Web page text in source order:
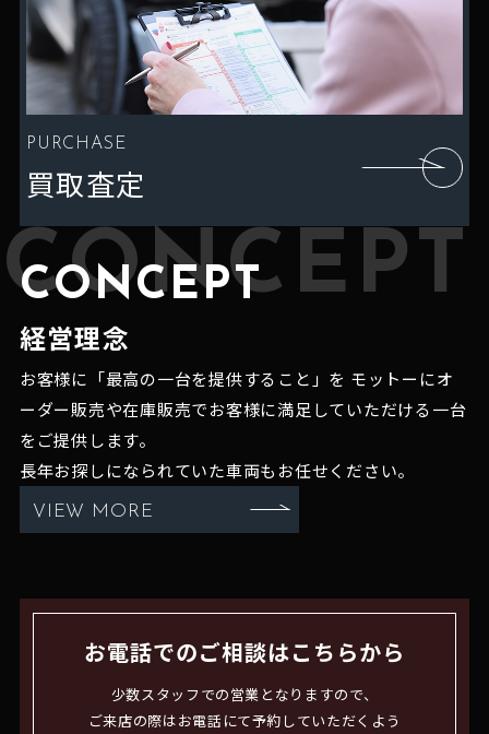
PURCHASE
買取査定
CONCEPT
CONCEPT
経営理念
お客様に「最高の一台を提供すること」を モットーにオ
ーダー販売や在庫販売でお客様に満足していただける一台
をご提供します。
長年お探しになられていた車両もお任せください。
VIEW MORE
お電話でのご相談はこちらから
少数スタッフでの営業となりますので、
ご来店の際はお電話にて予約していただくよう